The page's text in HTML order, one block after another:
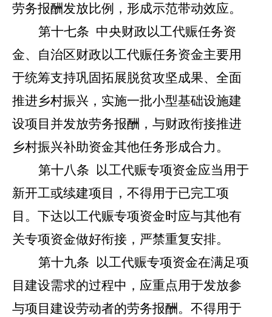
劳务报酬发放比例，形成示范带动效应。
第十七条 中央财政以工代赈任务资
金、自治区财政以工代赈任务资金主要用
于统筹支持巩固拓展脱贫攻坚成果、全面
推进乡村振兴，实施一批小型基础设施建
设项目并发放劳务报酬，与财政衔接推进
乡村振兴补助资金其他任务形成合力。
第十八条
以工代赈专项资金应当用于
新开工或续建项目，不得用于已完工项
目。下达以工代赈专项资金时应与其他有
关专项资金做好衔接，严禁重复安排。
第十九条
以工代赈专项资金在满足项
目建设需求的过程中，应重点用于发放参
与项目建设劳动者的劳务报酬。不得用于